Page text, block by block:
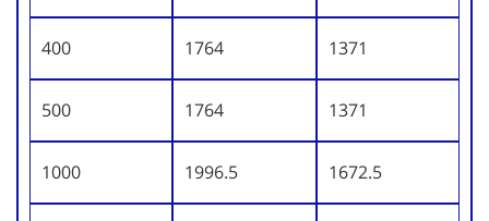
400 1764 1371
500 1764 1371
1000 1996.5 1672.5